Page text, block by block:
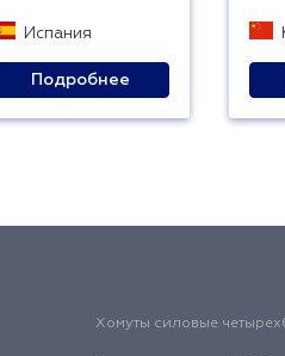
Испания
Подробнее
Хомуты силовые